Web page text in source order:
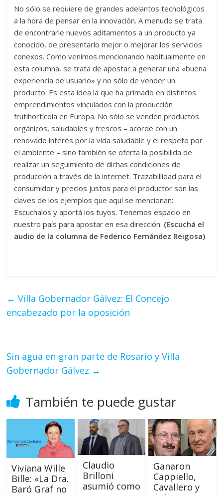
No sólo se requiere de grandes adelantos tecnológicos
a la hora de pensar en la innovación. A menudo se trata
de encontrarle nuevos aditamentos a un producto ya
conocido, de presentarlo mejor o mejorar los servicios
conexos. Como venimos mencionando habitualmente en
esta columna, se trata de apostar a generar una «buena
experiencia de usuario» y no sólo de vender un
producto. Es esta idea la que ha primado en distintos
emprendimientos vinculados con la producción
frutihortícola en Europa. No sólo se venden productos
orgánicos, saludables y frescos – acorde con un
renovado interés por la vida saludable y el respeto por
el ambiente – sino también se oferta la posibilida de
realizar un seguimiento de dichas condiciones de
producción a través de la internet. Trazabillidad para el
consumidor y precios justos para el productor son las
claves de los ejemplos que aquí se mencionan:
Escuchalos y aportá los tuyos. Tenemos espacio en
nuestro país para apostar en esa dirección. (Escuchá el
audio de la columna de Federico Fernández Reigosa)
← Villa Gobernador Gálvez: El Concejo
encabezado por la oposición
Sin agua en gran parte de Rosario y Villa
Gobernador Gálvez →
También te puede gustar
Viviana Wille
Bille: «La Dra.
Baró Graf no
Claudio
Brilloni
asumió como
Ganaron
Cappiello,
Cavallero y